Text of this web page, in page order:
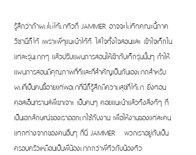
รู้สึกว่าถ้าผมไม่ได้มาติวที่ JAMMER อาจจะไม่ติดคณะนี้ภาค
วิชานี่ก็ได้ เพราะพี่ๆแนะนำได้ดี ใส่ใจตั้งใจสอนและ เข้าใจเด็กใน
แต่ละรุ่นมากๆ แล้วปรับแผนการสอนให้เข้ากับเด็กรุ่นนั้นๆ ทำให้
แผนการสอนมีคุณภาพที่ดีและที่สำคัญเป็นกันเองมากสำหรับ
ผมที่เป็นคนขี้อายแต่พอมาที่นี่ก็รู้สึกมีความสุขที่ได้มา ยิ่งตอน
คอสเอ็นทรานส์พี่เขาเจาะ เป็นคนๆ คอยแนะนำแล้วดึงสิ่งดีๆ ที่
เป็นเอกลักษณ์ของเราออกมาใช้กับงาน เพื่อให้งานของแต่ละคน
แตกต่างจากของคนอื่นๆ ที่นี่ JAMMER พวกเราอยู่กับเป็น
ครอบครัวเหมือนเป็นพี่น้องมากกว่าพี่ติวกับน้องติว